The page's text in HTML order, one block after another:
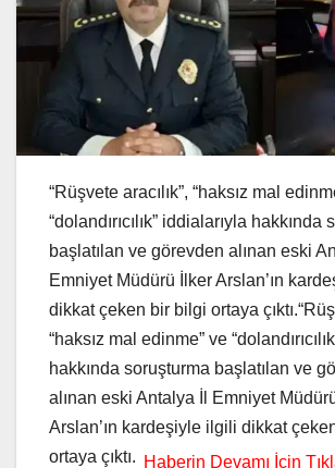
“Rüşvete aracılık”, “haksız mal
“dolandırıcılık” iddialarıyla hakkında
başlatılan ve görevden alınan eski
Emniyet Müdürü İlker Arslan’ın
dikkat çeken bir bilgi ortaya
“haksız mal edinme” ve
hakkında soruşturma başlatılan ve
alınan eski Antalya İl Emniyet
Arslan’ın kardeşiyle ilgili dikkat
ortaya çıktı.